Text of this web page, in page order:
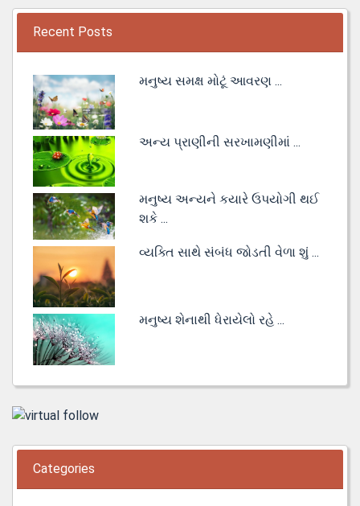
Recent Posts
મનુષ્ય સમક્ષ મોટૂં આવરણ ...
અન્ય પ્રાણીની સરખામણીમાં ...
મનુષ્ય અન્યને કયારે ઉપયોગી થઈ
શકે ...
વ્યક્તિ સાથે સંબંધ જોડતી વેળા શું ...
મનુષ્ય શેનાથી ધેરાયેલો રહે ...
Categories